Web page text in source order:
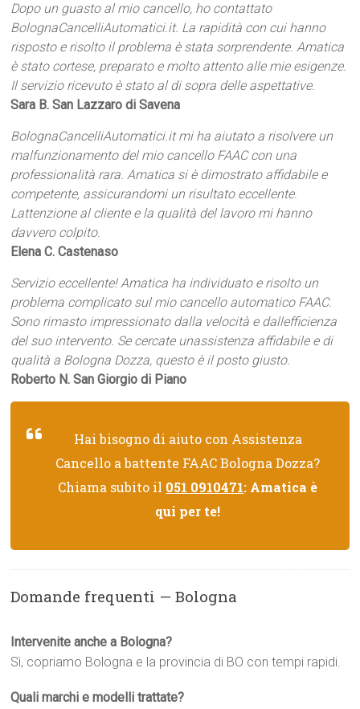
Dopo un guasto al mio cancello, ho contattato
BolognaCancelliAutomatici.it. La rapidità con cui hanno
risposto e risolto il problema è stata sorprendente. Amatica
è stato cortese, preparato e molto attento alle mie esigenze.
Il servizio ricevuto è stato al di sopra delle aspettative.
Sara B. San Lazzaro di Savena
BolognaCancelliAutomatici.it mi ha aiutato a risolvere un
malfunzionamento del mio cancello FAAC con una
professionalità rara. Amatica si è dimostrato affidabile e
competente, assicurandomi un risultato eccellente.
Lattenzione al cliente e la qualità del lavoro mi hanno
davvero colpito.
Elena C. Castenaso
Servizio eccellente! Amatica ha individuato e risolto un
problema complicato sul mio cancello automatico FAAC.
Sono rimasto impressionato dalla velocità e dallefficienza
del suo intervento. Se cercate unassistenza affidabile e di
qualità a Bologna Dozza, questo è il posto giusto.
Roberto N. San Giorgio di Piano
Hai bisogno di aiuto con Assistenza
Cancello a battente FAAC Bologna Dozza?
Chiama subito il 051 0910471: Amatica è
qui per te!
Domande frequenti — Bologna
Intervenite anche a Bologna?
Sì, copriamo Bologna e la provincia di BO con tempi rapidi.
Quali marchi e modelli trattate?